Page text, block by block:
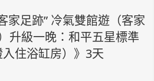
家足跡” 冷氣雙館遊（客家
升級一晚：和平五星標準
入住浴缸房）》3天